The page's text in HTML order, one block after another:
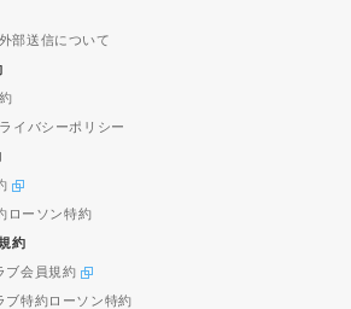
部送信について
イバシーポリシー
ローソン特約
約
ブ会員規約
ブ特約ローソン特約